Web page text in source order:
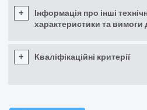
+
Інформація про інші
характеристики та вимоги
+ Кваліфікаційні критерії